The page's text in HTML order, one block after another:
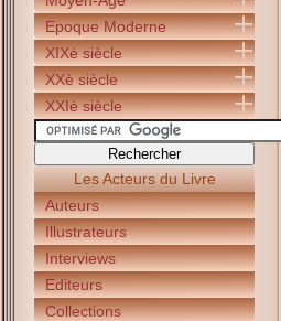
Epoque Moderne
XIXè siècle
XXè siècle
XXIè siècle
Les Acteurs du Livre
Auteurs
Illustrateurs
Interviews
Editeurs
Collections